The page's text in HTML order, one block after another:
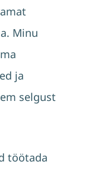
Minu
ja
selgust
töötada